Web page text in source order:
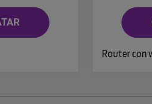
Router con